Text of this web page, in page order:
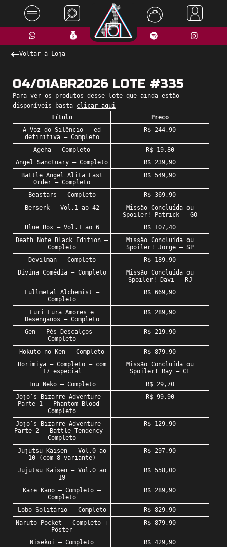
Voltar à Loja
04/01ABR2026 LOTE #335
Para ver os produtos desse lote que ainda estão
disponíveis basta clicar aqui
Título
Preço
A Voz do Silêncio – ed
definitiva – Completo
R$ 244,90
Ageha – Completo
R$ 19,80
Angel Sanctuary – Completo
R$ 239,90
Battle Angel Alita Last
Order – Completo
R$ 549,90
Beastars – Completo
R$ 369,90
Berserk – Vol.1 ao 42
Missão Concluída ou
Spoiler! Patrick – GO
Blue Box – Vol.1 ao 6
R$ 107,40
Death Note Black Edition –
Completo
Missão Concluída ou
Spoiler! Jorge – SP
Devilman – Completo
R$ 189,90
Divina Comédia – Completo
Missão Concluída ou
Spoiler! Davi – RJ
Fullmetal Alchemist –
Completo
R$ 669,90
Furi Fura Amores e
Desenganos – Completo
R$ 289,90
Gen – Pés Descalços –
Completo
R$ 219,90
Hokuto no Ken – Completo
R$ 879,90
Horimiya – Completo – com
17 especial
Missão Concluída ou
Spoiler! Ray – CE
Inu Neko – Completo
R$ 29,70
Jojo’s Bizarre Adventure –
Parte 1 – Phantom Blood –
Completo
R$ 99,90
Jojo’s Bizarre Adventure –
Parte 2 – Battle Tendency –
Completo
R$ 129,90
Jujutsu Kaisen – Vol.0 ao
10 (com 8 variante)
R$ 297,90
Jujutsu Kaisen – Vol.0 ao
19
R$ 558,00
Kare Kano – Completo –
Completo
R$ 289,90
Lobo Solitário – Completo
R$ 829,90
Naruto Pocket – Completo +
Pôster
R$ 879,90
Nisekoi – Completo
R$ 429,90